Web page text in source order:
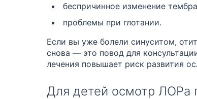
беспричинное изменение
проблемы при глотании.
Если вы уже болели синуситом,
снова — это повод для
лечения повышает риск развития
Для детей осмотр ЛОРа